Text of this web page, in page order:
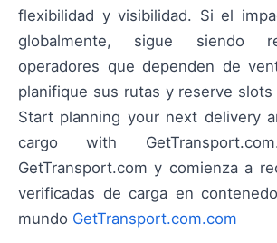
flexibilidad y visibilidad. Si el
globalmente, sigue siendo
operadores que dependen de
planifique sus rutas y reserve slots
Start planning your next delivery
cargo with
GetTransport.com y comienza a
verificadas de carga en
mundo GetTransport.com.com